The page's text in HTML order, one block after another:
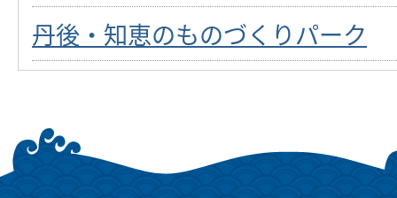
丹後・知恵のものづくりパーク